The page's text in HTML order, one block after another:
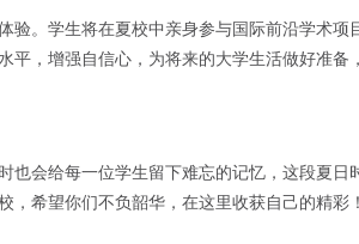
验。学生将在夏校中亲身参与国际前沿学术项
平，增强自信心，为将来的大学生活做好准备
也会给每一位学生留下难忘的记忆，这段夏日
，希望你们不负韶华，在这里收获自己的精彩